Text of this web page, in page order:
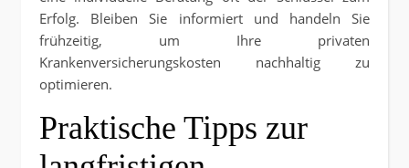
Erfolg. Bleiben Sie informiert und handeln Sie
frühzeitig, um Ihre privaten
Krankenversicherungskosten nachhaltig zu
optimieren.
Praktische Tipps zur